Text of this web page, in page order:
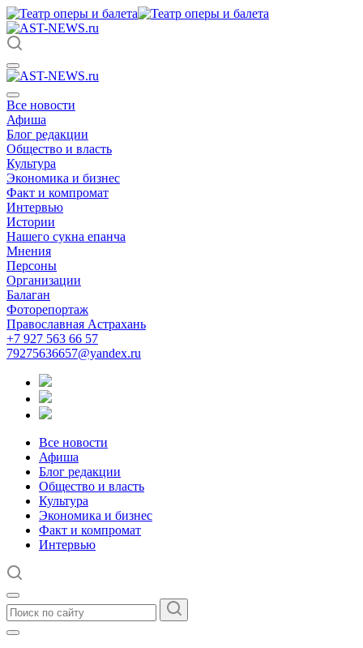
Все новости
Афиша
Блог редакции
Общество и власть
Культура
Экономика и бизнес
Факт и компромат
Интервью
Истории
Нашего сукна епанча
Мнения
Персоны
Организации
Балаган
Фоторепортаж
Православная Астрахань
+7 927 563 66 57
79275636657@yandex.ru
Все новости
Афиша
Блог редакции
Общество и власть
Культура
Экономика и бизнес
Факт и компромат
Интервью